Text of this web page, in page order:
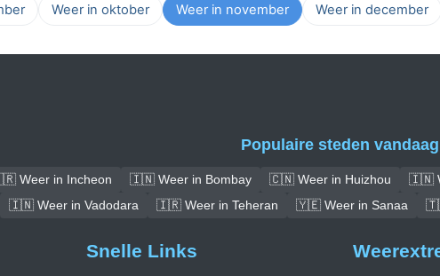
Weer in oktober Weer in november Weer in december
Populaire steden vandaag
Weer in Incheon 🇮🇳 Weer in Bombay 🇨🇳 Weer in Huizhou 🇮🇳
🇮🇳 Weer in Vadodara
🇮🇷 Weer in Teheran 🇾🇪 Weer in Sanaa
Snelle Links